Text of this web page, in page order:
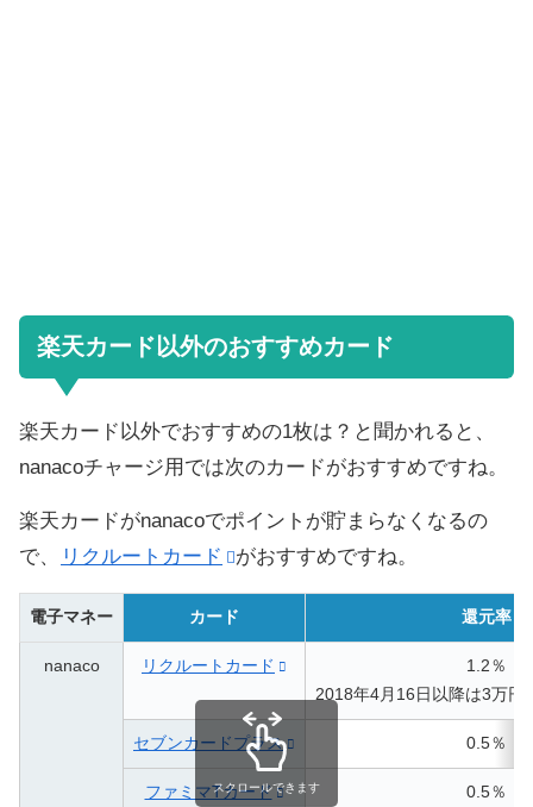
楽天カード以外のおすすめカード
楽天カード以外でおすすめの1枚は？と聞かれると、
nanacoチャージ用では次のカードがおすすめですね。
楽天カードがnanacoでポイントが貯まらなくなるの
で、
リクルートカード がおすすめですね。
電子マネー カード 還元率
nanaco リクルートカード
1.2％
2018年4月16日以降は3万円
セブンカードプラス 0.5％
ファミマTカード 0.5％
スクロールできます